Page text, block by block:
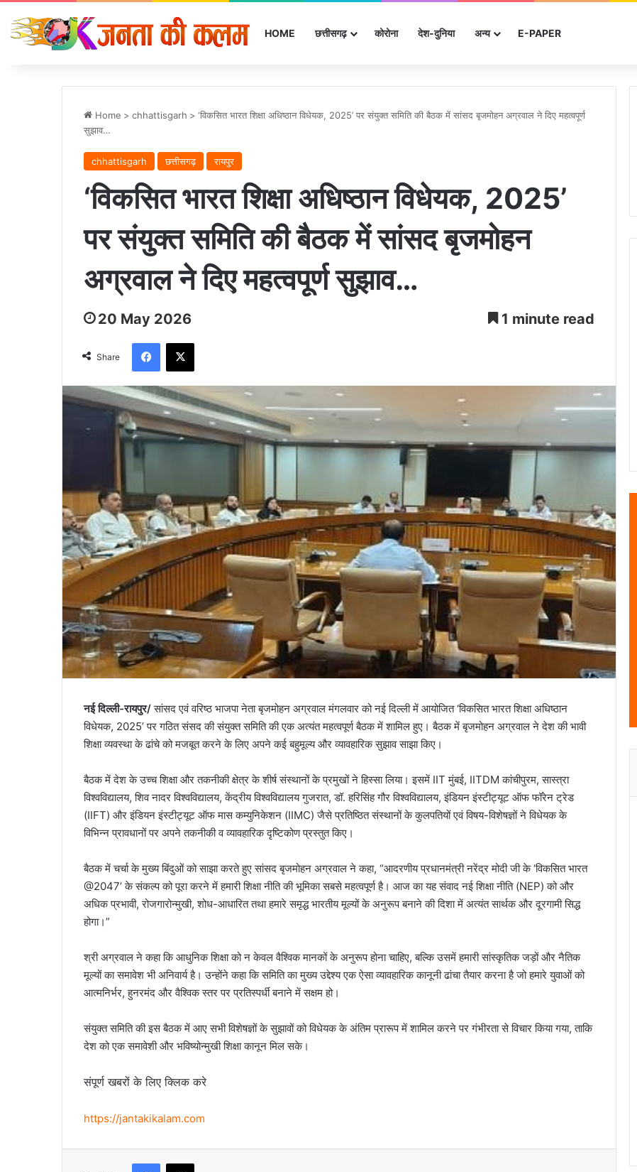
HOME छत्तीसगढ़ कोरोना देश-दुनिया अन्‍य E-PAPER
Home > chhattisgarh > ‘विकसित भारत शिक्षा अधिष्ठान विधेयक, 2025’ पर संयुक्त समिति की बैठक में सांसद बृजमोहन अग्रवाल ने दिए महत्वपूर्ण
सुझाव…
chhattisgarh छत्तीसगढ़ रायपुर
‘विकसित भारत शिक्षा अधिष्ठान विधेयक, 2025’
पर संयुक्त समिति की बैठक में सांसद बृजमोहन
अग्रवाल ने दिए महत्वपूर्ण सुझाव…
20 May 2026 1 minute read
Share
Facebook
X
नई दिल्ली-रायपुर/सांसद एवं वरिष्ठ भाजपा नेता बृजमोहन अग्रवाल मंगलवार को नई दिल्ली में आयोजित ‘विकसित भारत शिक्षा अधिष्ठान
विधेयक, 2025’ पर गठित संसद की संयुक्त समिति की एक अत्यंत महत्वपूर्ण बैठक में शामिल हुए। बैठक में बृजमोहन अग्रवाल ने देश की भावी
शिक्षा व्यवस्था के ढांचे को मजबूत करने के लिए अपने कई बहुमूल्य और व्यावहारिक सुझाव साझा किए।
बैठक में देश के उच्च शिक्षा और तकनीकी क्षेत्र के शीर्ष संस्थानों के प्रमुखों ने हिस्सा लिया। इसमें IIT मुंबई, IITDM कांचीपुरम, सास्त्रा
विश्वविद्यालय, शिव नादर विश्वविद्यालय, केंद्रीय विश्वविद्यालय गुजरात, डॉ. हरिसिंह गौर विश्वविद्यालय, इंडियन इंस्टीट्यूट ऑफ फॉरेन ट्रेड
(IIFT) और इंडियन इंस्टीट्यूट ऑफ मास कम्युनिकेशन (IIMC) जैसे प्रतिष्ठित संस्थानों के कुलपतियों एवं विषय-विशेषज्ञों ने विधेयक के
विभिन्न प्रावधानों पर अपने तकनीकी व व्यावहारिक दृष्टिकोण प्रस्तुत किए।
बैठक में चर्चा के मुख्य बिंदुओं को साझा करते हुए सांसद बृजमोहन अग्रवाल ने कहा, “आदरणीय प्रधानमंत्री नरेंद्र मोदी जी के ‘विकसित भारत
@2047’ के संकल्प को पूरा करने में हमारी शिक्षा नीति की भूमिका सबसे महत्वपूर्ण है। आज का यह संवाद नई शिक्षा नीति (NEP) को और
अधिक प्रभावी, रोजगारोन्मुखी, शोध-आधारित तथा हमारे समृद्ध भारतीय मूल्यों के अनुरूप बनाने की दिशा में अत्यंत सार्थक और दूरगामी सिद्ध
होगा।”
श्री अग्रवाल ने कहा कि आधुनिक शिक्षा को न केवल वैश्विक मानकों के अनुरूप होना चाहिए, बल्कि उसमें हमारी सांस्कृतिक जड़ों और नैतिक
मूल्यों का समावेश भी अनिवार्य है। उन्होंने कहा कि समिति का मुख्य उद्देश्य एक ऐसा व्यावहारिक कानूनी ढांचा तैयार करना है जो हमारे युवाओं को
आत्मनिर्भर, हुनरमंद और वैश्विक स्तर पर प्रतिस्पर्धी बनाने में सक्षम हो।
संयुक्त समिति की इस बैठक में आए सभी विशेषज्ञों के सुझावों को विधेयक के अंतिम प्रारूप में शामिल करने पर गंभीरता से विचार किया गया, ताकि
देश को एक समावेशी और भविष्योन्मुखी शिक्षा कानून मिल सके।
संपूर्ण खबरों के लिए क्लिक करे
https://jantakikalam.com
Facebook
X
श्रमिक कल्याण के क्षेत्र में नई पहचान…